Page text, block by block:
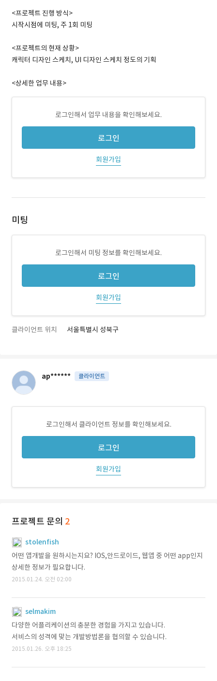
<프로젝트 진행 방식>
시작시점에 미팅, 주 1회 미팅
<프로젝트의 현재 상황>
캐릭터 디자인 스케치, UI 디자인 스케치 정도의 기획
<상세한 업무 내용>
로그인해서 업무 내용을 확인해보세요.
로그인
회원가입
미팅
로그인해서 미팅 정보를 확인해보세요.
로그인
회원가입
클라이언트 위치 서울특별시 성북구
ap****** 클라이언트
로그인해서 클라이언트 정보를 확인해보세요.
로그인
회원가입
프로젝트 문의 2
stolenfish
어떤 앱개발을 원하시는지요? IOS,안드로이드, 웹앱 중 어떤 app인지
상세한 정보가 필요합니다.
2015.01.24. 오전 02:00
selmakim
다양한 어플리케이션의 충분한 경험을 가지고 있습니다.
서비스의 성격에 맞는 개발방법론을 협의할 수 있습니다.
2015.01.26. 오후 18:25